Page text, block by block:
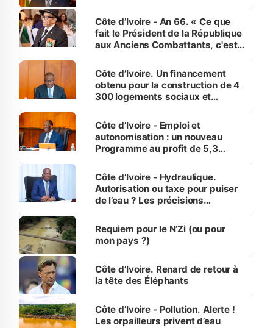
Côte d’Ivoire - An 66. « Ce que
fait le Président de la République
aux Anciens Combattants, c'est
Côte d’Ivoire. Un financement
obtenu pour la construction de 4
300 logements sociaux et
et Yamoussoukro
Côte d’Ivoire - Emploi et
autonomisation : un nouveau
Programme au profit de 5,3
Côte d’Ivoire - Hydraulique.
Autorisation ou taxe pour puiser
de l’eau ? Les précisions
Requiem pour le N’Zi (ou pour
mon pays ?)
Côte d’Ivoire. Renard de retour à
la tête des Éléphants
Côte d’Ivoire - Pollution. Alerte !
Les orpailleurs privent d’eau